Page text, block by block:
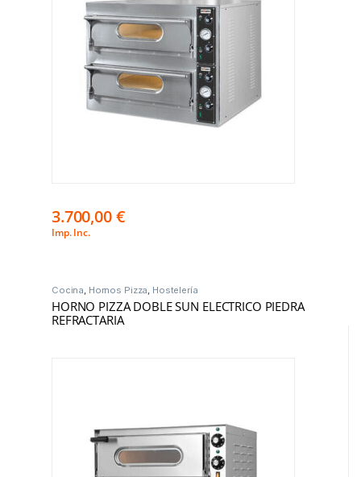
3.700,00€
Imp. Inc.
Cocina, Hornos Pizza, Hostelería
HORNO PIZZA DOBLE SUN ELECTRICO PIEDRA
REFRACTARIA